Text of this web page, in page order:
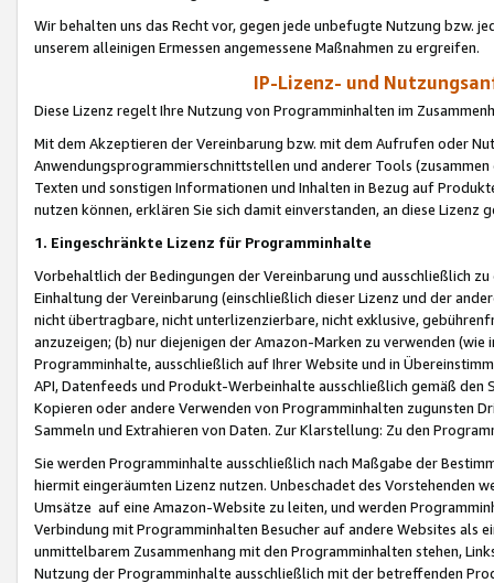
Wir behalten uns das Recht vor, gegen jede unbefugte Nutzung bzw.
unserem alleinigen Ermessen angemessene Maßnahmen zu ergreifen.
IP-Lizenz- und
Diese Lizenz regelt Ihre Nutzung von Programminhalten im
Mit dem Akzeptieren der Vereinbarung bzw. mit dem Aufrufen oder
Anwendungsprogrammierschnittstellen und anderer Tools (zusammen
Texten und sonstigen Informationen und Inhalten in Bezug auf
nutzen können, erklären Sie sich damit einverstanden, an diese Lizenz
1. Eingeschränkte Lizenz für Programminhalte
Vorbehaltlich der Bedingungen der Vereinbarung und ausschließlich
Einhaltung der Vereinbarung (einschließlich dieser Lizenz und der
nicht übertragbare, nicht unterlizenzierbare, nicht exklusive,
anzuzeigen; (b) nur diejenigen der Amazon-Marken zu verwenden
Programminhalte, ausschließlich auf Ihrer Website und in
API, Datenfeeds und Produkt-Werbeinhalte ausschließlich gemäß
Kopieren oder andere Verwenden von Programminhalten zugunsten
Sammeln und Extrahieren von Daten. Zur Klarstellung: Zu den
Sie werden Programminhalte ausschließlich nach Maßgabe der
hiermit eingeräumten Lizenz nutzen. Unbeschadet des Vorstehenden
Umsätze auf eine Amazon-Website zu leiten, und werden
Verbindung mit Programminhalten Besucher auf andere Websites als
unmittelbarem Zusammenhang mit den Programminhalten stehen,
Nutzung der Programminhalte ausschließlich mit der betreffenden